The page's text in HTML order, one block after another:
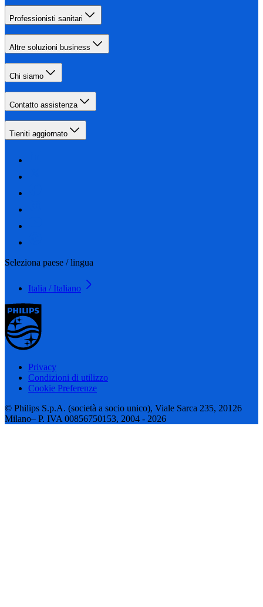
Professionisti sanitari
Altre soluzioni business
Chi siamo
Contatto assistenza
Tieniti aggiornato
Seleziona paese / lingua
Italia / Italiano
Privacy
Condizioni di utilizzo
Cookie Preferenze
© Philips S.p.A. (società a socio unico), Viale Sarca 235, 20126
Milano– P. IVA 00856750153, 2004 - 2026